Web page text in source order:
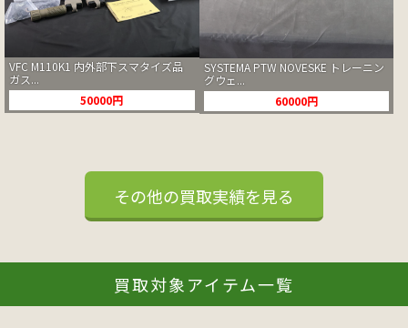
VFC M110K1 内外部下スマタイズ品
ガス...
50000円
SYSTEMA PTW NOVESKE トレーニン
グウェ...
60000円
その他の買取実績を見る
買取対象アイテム一覧